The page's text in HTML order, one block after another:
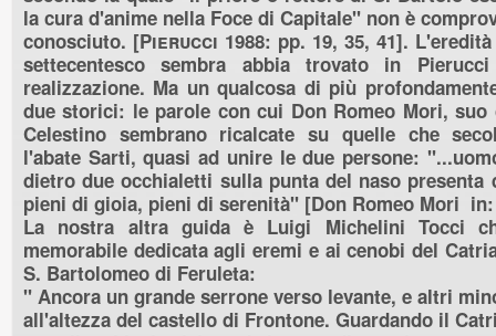
la cura d'anime nella Foce di Capitale" non è
conosciuto. [Pierucci 1988: pp. 19, 35, 41].
settecentesco sembra abbia trovato in
realizzazione. Ma un qualcosa di più
due storici: le parole con cui Don Romeo Mori,
Celestino sembrano ricalcate su quelle che
l'abate Sarti, quasi ad unire le due persone:
dietro due occhialetti sulla punta del naso
pieni di gioia, pieni di serenità" [Don Romeo Mori
La nostra altra guida è Luigi Michelini Tocci
memorabile dedicata agli eremi e ai cenobi del
S. Bartolomeo di Feruleta:
" Ancora un grande serrone verso levante, e altri
all'altezza del castello di Frontone. Guardando il